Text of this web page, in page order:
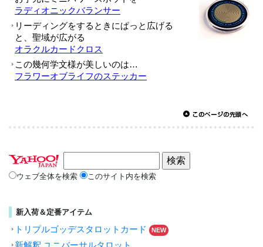
ウェブ全体を検索 このサイト内を検索
新入荷＆定番アイテム
トリプルゴッデスタロットカード NEW